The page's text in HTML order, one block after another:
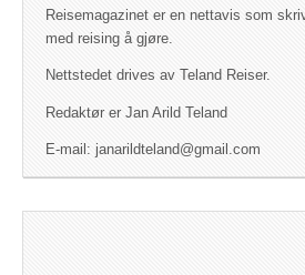
Reisemagazinet er en nettavis som
med reising å gjøre.
Nettstedet drives av Teland Reiser.
Redaktør er Jan Arild Teland
E-mail: janarildteland@gmail.com